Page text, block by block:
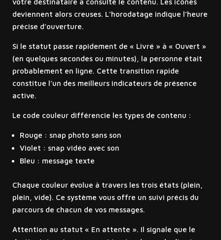
deviennent alors creuses. L’horodatage indique l’heure
précise d’ouverture.
Si le statut passe rapidement de « Livré » à « Ouvert »
(en quelques secondes ou minutes), la personne était
probablement en ligne. Cette transition rapide
constitue l’un des meilleurs indicateurs de présence
active.
Le code couleur différencie les types de contenu :
Rouge : snap photo sans son
Violet : snap vidéo avec son
Bleu : message texte
Chaque couleur évolue à travers les trois états (plein,
plein, vide). Ce système vous offre un suivi précis du
parcours de chacun de vos messages.
Attention au statut « En attente ». Il signale que le